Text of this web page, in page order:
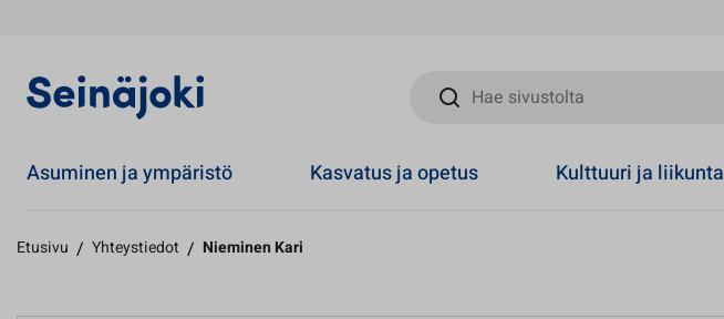
Hae sivustolta
Asuminen ja ympäristö Kasvatus ja opetus Kulttuuri ja liikunta
Etusivu / Yhteystiedot / Nieminen Kari